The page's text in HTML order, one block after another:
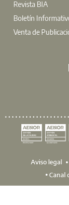
Revista BIA
Boletín
Venta de
Aviso legal
Canal